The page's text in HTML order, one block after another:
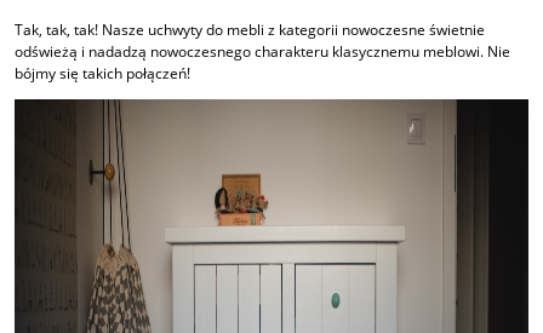
Tak, tak, tak! Nasze uchwyty do mebli z kategorii nowoczesne świetnie
odświeżą i nadadzą nowoczesnego charakteru klasycznemu meblowi. Nie
bójmy się takich połączeń!